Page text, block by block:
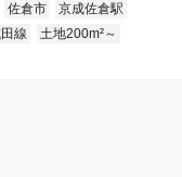
佐倉市
京成佐倉駅
線
土地200m²～